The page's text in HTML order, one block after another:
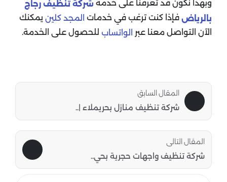
وبهذا نكون قد تعرفنا على خدمة شركة تنظيف رجاج
بالرياض فإذا كنت ترغب في خدمات المجد كلين يمكنك
الآن التواصل معنا عبر
الواتساب للحصول على الخدمة.
المقال السابق
شركة تنظيف منازل بحريملاء |..
المقال التالى
شركة تنظيف واجهات حجرية بحي..